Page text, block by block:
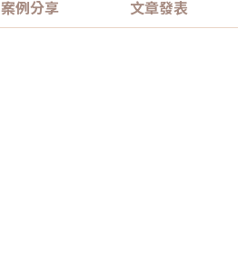
案例分享 文章發表